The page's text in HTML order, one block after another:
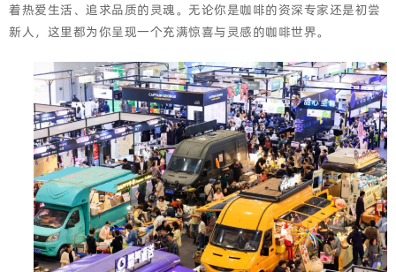
着热爱生活、追求品质的灵魂。无论你是咖啡的资深专家还是初尝
新人，这里都为你呈现一个充满惊喜与灵感的咖啡世界。